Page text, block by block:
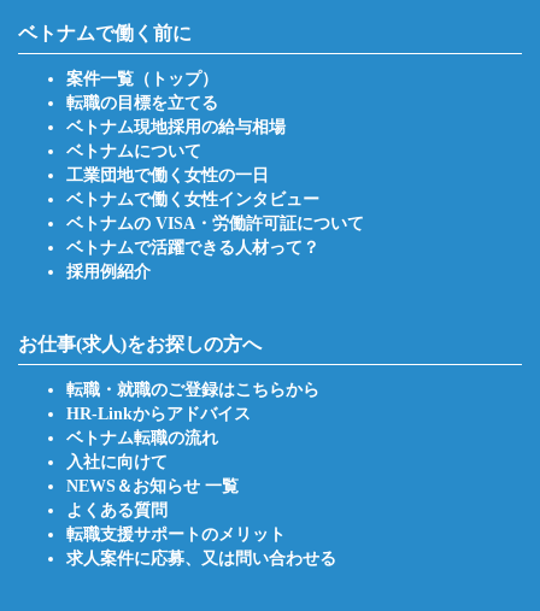
ベトナムで働く前に
案件一覧（トップ）
転職の目標を立てる
ベトナム現地採用の給与相場
ベトナムについて
工業団地で働く女性の一日
ベトナムで働く女性インタビュー
ベトナムの VISA・労働許可証について
ベトナムで活躍できる人材って？
採用例紹介
お仕事(求人)をお探しの方へ
転職・就職のご登録はこちらから
HR-Linkからアドバイス
ベトナム転職の流れ
入社に向けて
NEWS＆お知らせ 一覧
よくある質問
転職支援サポートのメリット
求人案件に応募、又は問い合わせる